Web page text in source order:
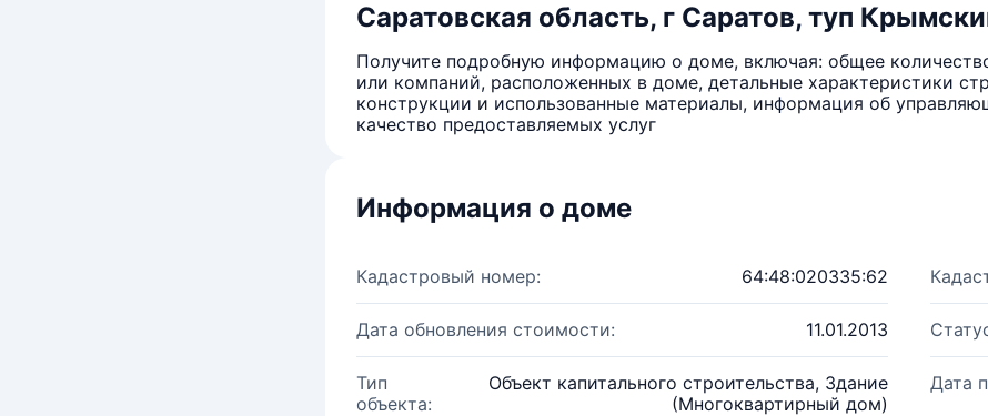
Саратовская область, г Саратов, туп
Получите подробную информацию о доме, включая: общее
или компаний, расположенных в доме, детальные характеристики
конструкции и использованные материалы, информация об
качество предоставляемых услуг
Информация о доме
Кадастровый номер: 64:48:020335:62
Дата обновления стоимости: 11.01.2013
Тип
объекта:
Объект капитального строительства, Здание
(Многоквартирный дом)
Дата